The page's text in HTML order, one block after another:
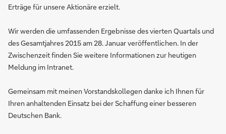
Erträge für unsere Aktionäre erzielt.
Wir werden die umfassenden Ergebnisse des vierten Quartals und
des Gesamtjahres 2015 am 28. Januar veröffentlichen. In der
Zwischenzeit finden Sie weitere Informationen zur heutigen
Meldung im Intranet.
Gemeinsam mit meinen Vorstandskollegen danke ich Ihnen für
Ihren anhaltenden Einsatz bei der Schaffung einer besseren
Deutschen Bank.